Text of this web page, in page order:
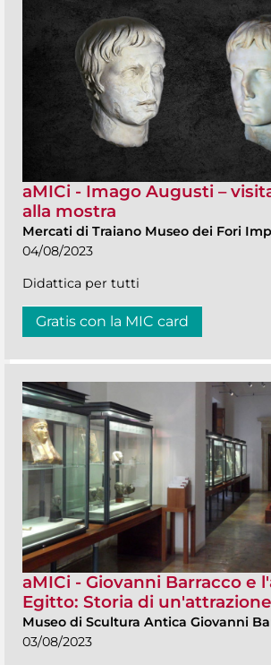
aMICi - Imago Augusti –
alla mostra
Mercati di Traiano Museo dei Fori
04/08/2023
Didattica per tutti
Gratis con la MIC card
aMICi - Giovanni Barracco e
Egitto: Storia di
Museo di Scultura Antica Giovanni
03/08/2023